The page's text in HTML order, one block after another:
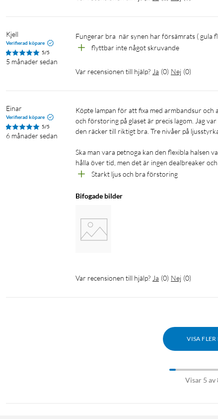
Kjell
Verifierad köpare
5/5
5 månader sedan
fungerar bra  när synen har försämrats ( gula
flyttbar inte något skruvande
Var recensionen till hjälp? Ja (0) Nej (0)
Einar
Verifierad köpare
5/5
6 månader sedan
Köpte lampan för att fixa med armbandsur och annat småpill och för det ändåmålet funkar den riktigt bra. Ljuset är starkt
och förstoring på glaset är precis lagom. Jag
den räcker till riktigt bra. Tre nivåer på
Ska man vara petnoga kan den flexibla halsen
hålla över tid, men det är ingen dealbreaker
Starkt ljus och bra förstoring
Bifogade bilder
Var recensionen till hjälp? Ja (0) Nej (0)
VISA
Visar 5 av